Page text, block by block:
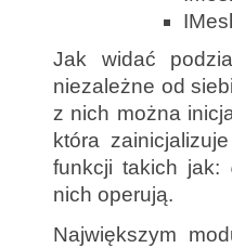
Jak widać
niezależne od
z nich można
która
funkcji takich jak:
nich operują.
Największym